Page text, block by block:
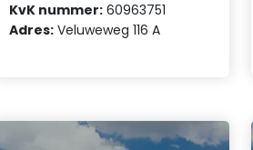
KvK nummer: 60963751
Adres: Veluweweg 116 A